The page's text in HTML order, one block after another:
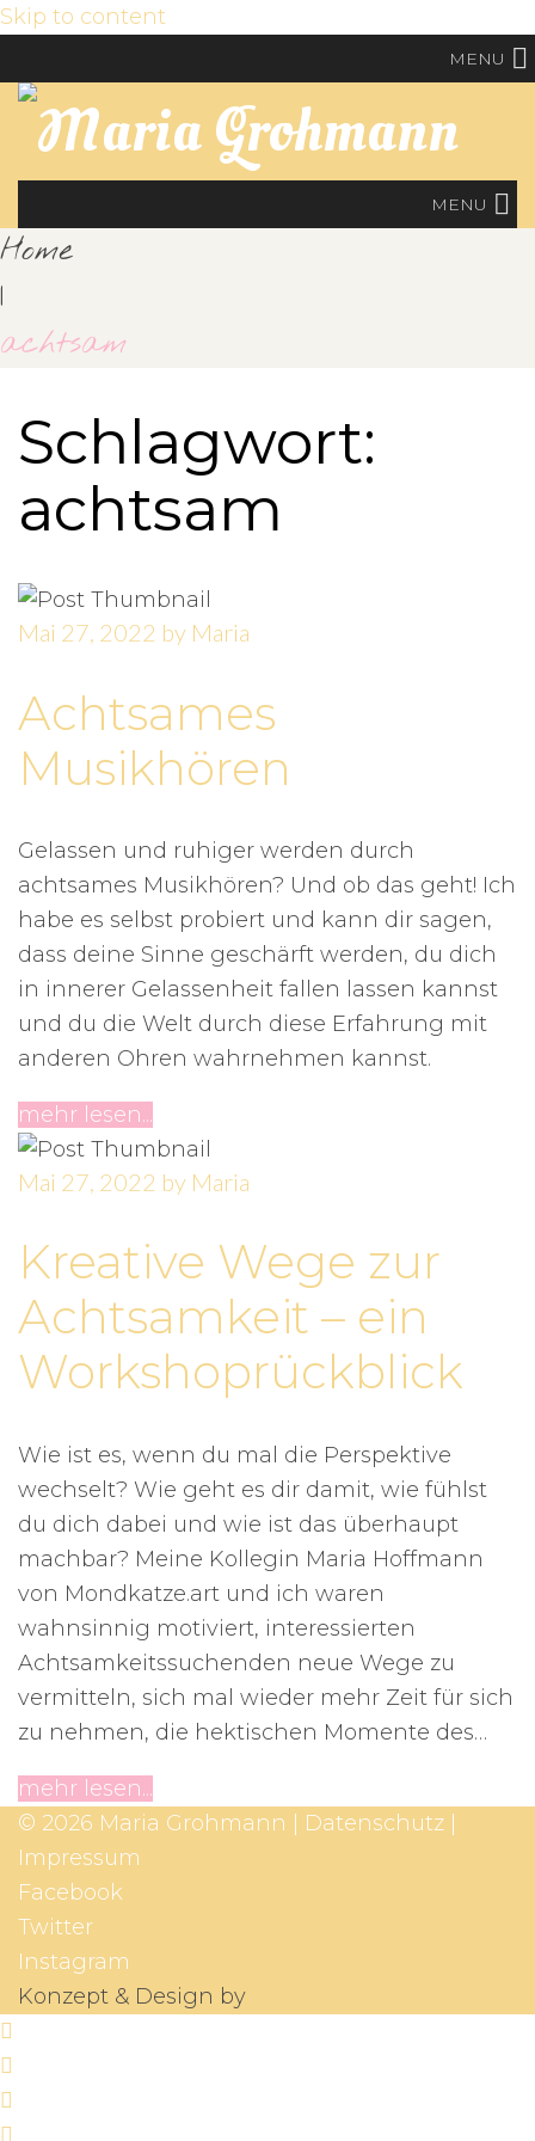
Skip to content
MENU
MENU
Home
|
achtsam
Schlagwort:
achtsam
Mai 27, 2022 by Maria
Achtsames
Musikhören
Gelassen und ruhiger werden durch
achtsames Musikhören? Und ob das geht! Ich
habe es selbst probiert und kann dir sagen,
dass deine Sinne geschärft werden, du dich
in innerer Gelassenheit fallen lassen kannst
und du die Welt durch diese Erfahrung mit
anderen Ohren wahrnehmen kannst.
mehr lesen...
Mai 27, 2022 by Maria
Kreative Wege zur
Achtsamkeit – ein
Workshoprückblick
Wie ist es, wenn du mal die Perspektive
wechselt? Wie geht es dir damit, wie fühlst
du dich dabei und wie ist das überhaupt
machbar? Meine Kollegin Maria Hoffmann
von Mondkatze.art und ich waren
wahnsinnig motiviert, interessierten
Achtsamkeitssuchenden neue Wege zu
vermitteln, sich mal wieder mehr Zeit für sich
zu nehmen, die hektischen Momente des…
mehr lesen...
© 2026 Maria Grohmann | Datenschutz
Impressum
Facebook
Twitter
Instagram
Konzept & Design by